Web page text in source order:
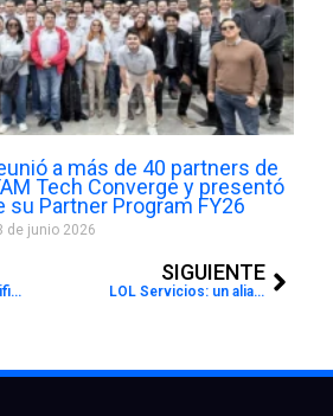
a más de 40 partners de
Tech Converge y presentó
su Partner Program FY26
de junio 2026
¿Desobediencia artificial?: Un experimento revela que el modelo 03 de ChatGPT se niega a apagarse
SIGUIENTE
LOL Servicios: un aliado estratégico que impulsa el negocio de los partners en Latinoamérica